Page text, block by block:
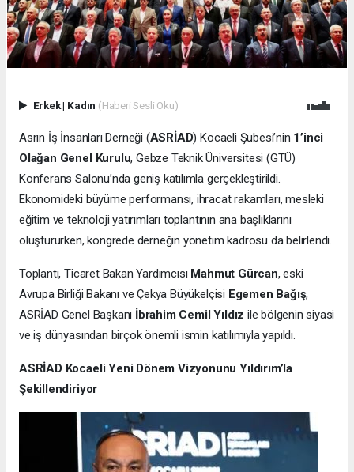
Erkek| Kadın (Haberi Sesli Oku)
Asrın İş İnsanları Derneği (ASRİAD) Kocaeli Şubesi’nin 1’inci
Olağan Genel Kurulu, Gebze Teknik Üniversitesi (GTÜ)
Konferans Salonu’nda geniş katılımla gerçekleştirildi.
Ekonomideki büyüme performansı, ihracat rakamları, mesleki
eğitim ve teknoloji yatırımları toplantının ana başlıklarını
oluştururken, kongrede derneğin yönetim kadrosu da belirlendi.
Toplantı, Ticaret Bakan Yardımcısı Mahmut Gürcan, eski
Avrupa Birliği Bakanı ve Çekya Büyükelçisi Egemen Bağış,
ASRİAD Genel Başkanı İbrahim Cemil Yıldız ile bölgenin siyasi
ve iş dünyasından birçok önemli ismin katılımıyla yapıldı.
ASRİAD Kocaeli Yeni Dönem Vizyonunu Yıldırım’la
Şekillendiriyor